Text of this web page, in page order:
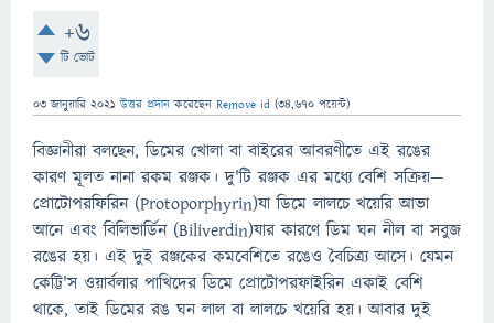
+6
টি ভোট
03 জানুয়ারি 2021 উত্তর প্রদান করেছেন Remove id (34,670 পয়েন্ট)
বিজ্ঞানীরা বলছেন, ডিমের খোলা বা বাইরের আবরণীতে এই রঙের
কারণ মূলত নানা রকম রঞ্জক। দু'টি রঞ্জক এর মধ্যে বেশি সক্রিয়—
প্রোটোপরফিরিন (Protoporphyrin)যা ডিমে লালচে খয়েরি আভা
আনে এবং বিলিভার্ডিন (Biliverdin)যার কারণে ডিম ঘন নীল বা সবুজ
রঙের হয়। এই দুই রঞ্জকের কমবেশিতে রঙেও বৈচিত্র্য আসে। যেমন
কেট্টি'স ওয়ার্বলার পাখিদের ডিমে প্রোটোপরফাইরিন একাই বেশি
থাকে, তাই ডিমের রঙ ঘন লাল বা লালচে খয়েরি হয়। আবার দুই